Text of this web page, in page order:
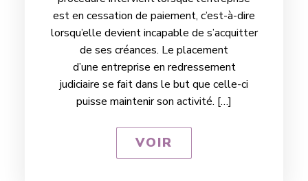
est en cessation de paiement, c’est-à-dire
lorsqu’elle devient incapable de s’acquitter
de ses créances. Le placement
d’une entreprise en redressement
judiciaire se fait dans le but que celle-ci
puisse maintenir son activité. […]
VOIR